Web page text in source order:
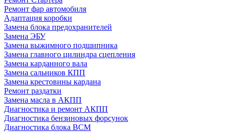
Ремонт фар автомобиля
Адаптация коробки
Замена блока предохранителей
Замена ЭБУ
Замена выжимного подшипника
Замена главного цилиндра сцепления
Замена карданного вала
Замена сальников КПП
Замена крестовины кардана
Ремонт раздатки
Замена масла в АКПП
Диагностика и ремонт АКПП
Диагностика бензиновых форсунок
Диагностика блока BCM